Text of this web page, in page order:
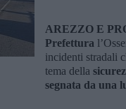
AREZZO E
Prefettura
incidenti stradali
tema della
segnata da una